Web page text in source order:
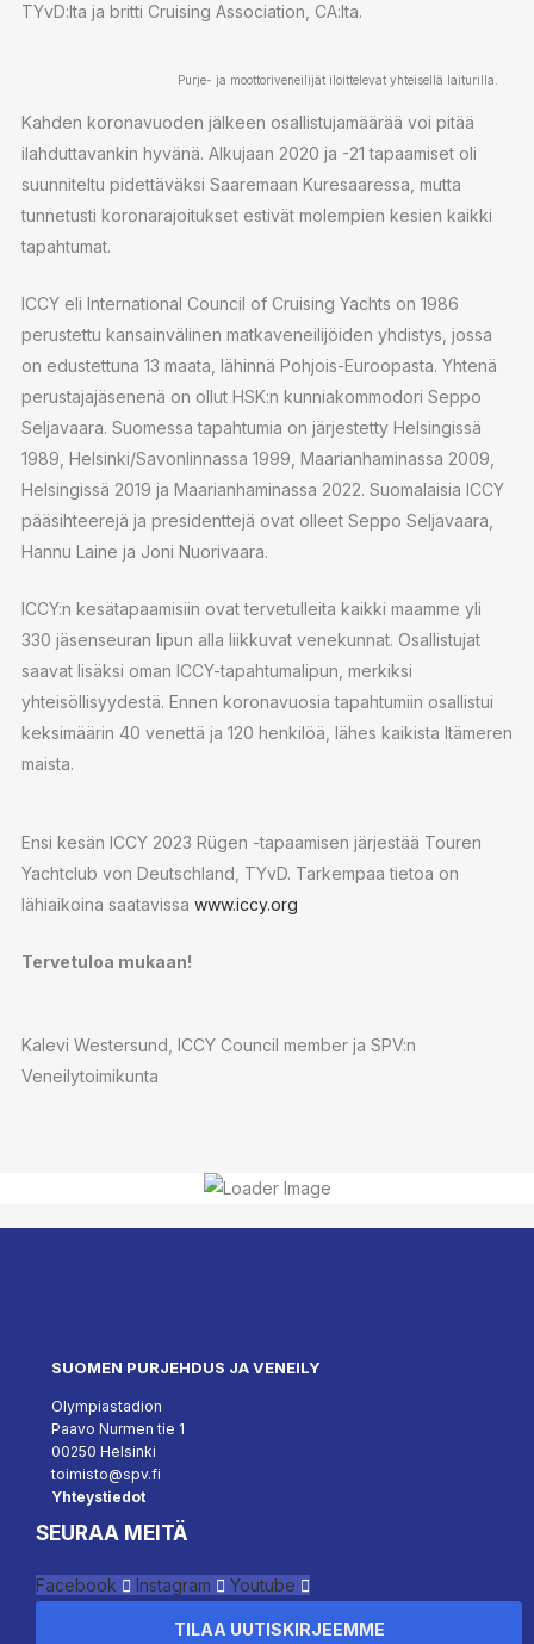
TYvD:lta ja britti Cruising Association, CA:lta.
Purje- ja moottoriveneilijät iloittelevat yhteisellä laiturilla.
Kahden koronavuoden jälkeen osallistujamäärää voi pitää
ilahduttavankin hyvänä. Alkujaan 2020 ja -21 tapaamiset oli
suunniteltu pidettäväksi Saaremaan Kuresaaressa, mutta
tunnetusti koronarajoitukset estivät molempien kesien kaikki
tapahtumat.
ICCY eli International Council of Cruising Yachts on 1986
perustettu kansainvälinen matkaveneilijöiden yhdistys, jossa
on edustettuna 13 maata, lähinnä Pohjois-Euroopasta. Yhtenä
perustajajäsenenä on ollut HSK:n kunniakommodori Seppo
Seljavaara. Suomessa tapahtumia on järjestetty Helsingissä
1989, Helsinki/Savonlinnassa 1999, Maarianhaminassa 2009,
Helsingissä 2019 ja Maarianhaminassa 2022. Suomalaisia ICCY
pääsihteerejä ja presidenttejä ovat olleet Seppo Seljavaara,
Hannu Laine ja Joni Nuorivaara.
ICCY:n kesätapaamisiin ovat tervetulleita kaikki maamme yli
330 jäsenseuran lipun alla liikkuvat venekunnat. Osallistujat
saavat lisäksi oman ICCY-tapahtumalipun, merkiksi
yhteisöllisyydestä. Ennen koronavuosia tapahtumiin osallistui
keksimäärin 40 venettä ja 120 henkilöä, lähes kaikista Itämeren
maista.
Ensi kesän ICCY 2023 Rügen -tapaamisen järjestää Touren
Yachtclub von Deutschland, TYvD. Tarkempaa tietoa on
lähiaikoina saatavissa www.iccy.org
Tervetuloa mukaan!
Kalevi Westersund, ICCY Council member ja SPV:n
Veneilytoimikunta
SUOMEN PURJEHDUS JA VENEILY
Olympiastadion
Paavo Nurmen tie 1
00250 Helsinki
toimisto@spv.fi
Yhteystiedot
SEURAA MEITÄ
Facebook Instagram Youtube
TILAA UUTISKIRJEEMME